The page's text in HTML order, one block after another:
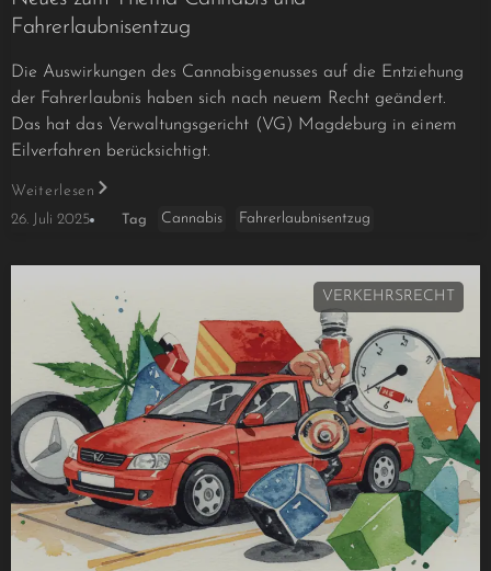
Fahrerlaubnisentzug
Die Auswirkungen des Cannabisgenusses auf die Entziehung
der Fahrerlaubnis haben sich nach neuem Recht geändert.
Das hat das Verwaltungsgericht (VG) Magdeburg in einem
Eilverfahren berücksichtigt.
Weiterlesen
26. Juli 2025
Tag Cannabis Fahrerlaubnisentzug
VERKEHRSRECHT